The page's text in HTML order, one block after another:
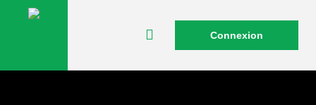
Connexion